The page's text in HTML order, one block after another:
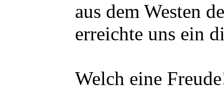
aus dem Westen
erreichte uns ein
Welch eine